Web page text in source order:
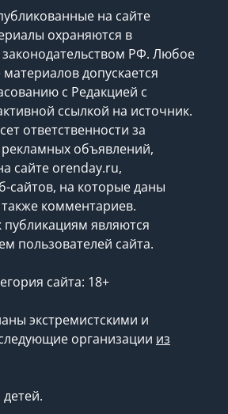
на сайте
охраняются в
законодательством РФ. Любое
допускается
с Редакцией с
ссылкой на источник.
ответственности за
объявлений,
сайте orenday.ru,
сайтов, на которые даны
комментариев.
являются
пользователей сайта.
сайта: 18+
экстремистскими и
организации из